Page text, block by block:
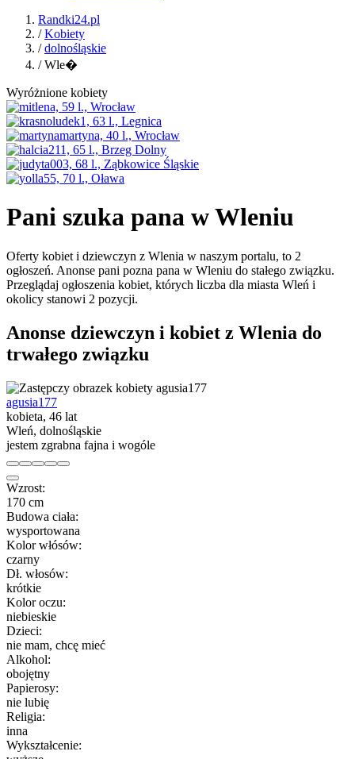
Randki24.pl
/Kobiety
/dolnośląskie
/ Wle�
Wyróżnione kobiety
Pani szuka pana w Wleniu
Oferty kobiet i dziewczyn z Wlenia w naszym portalu, to 2
ogłoszeń. Anonse pani pozna pana w Wleniu do stałego związku.
Przeglądaj ogłoszenia kobiet, których liczba dla miasta Wleń i
okolicy stanowi 2 pozycji.
Anonse dziewczyn i kobiet z Wlenia do
trwałego związku
agusia177
kobieta, 46 lat
Wleń, dolnośląskie
jestem zgrabna fajna i wogóle
Wzrost:
170 cm
Budowa ciała:
wysportowana
Kolor włósów:
czarny
Dł. włosów:
krótkie
Kolor oczu:
niebieskie
Dzieci:
nie mam, chcę mieć
Alkohol:
obojętny
Papierosy:
nie lubię
Religia:
inna
Wykształcenie: